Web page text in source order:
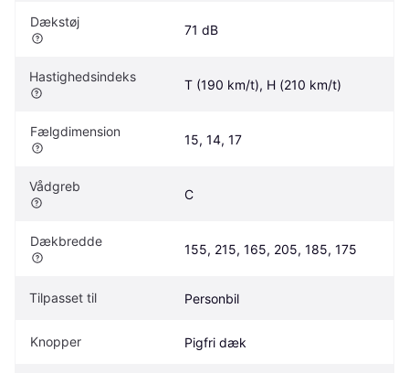
Dækstøj
71 dB
Hastighedsindeks
T (190 km/t), H (210 km/t)
Fælgdimension
15, 14, 17
Vådgreb
C
Dækbredde
155, 215, 165, 205, 185, 175
Tilpasset til Personbil
Knopper Pigfri dæk